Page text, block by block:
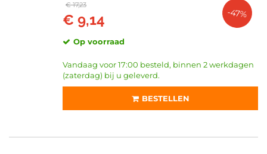
€ 17,23
€ 9,14 -47%
Op voorraad
Vandaag voor 17:00 besteld, binnen 2 werkdagen
(zaterdag) bij u geleverd.
BESTELLEN